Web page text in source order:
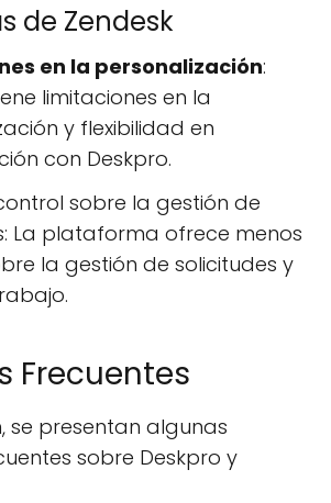
de Zendesk
en la personalización:
limitaciones en la
y flexibilidad en
con Deskpro.
sobre la gestión de
La plataforma ofrece menos
la gestión de solicitudes y
Frecuentes
se presentan algunas
sobre Deskpro y